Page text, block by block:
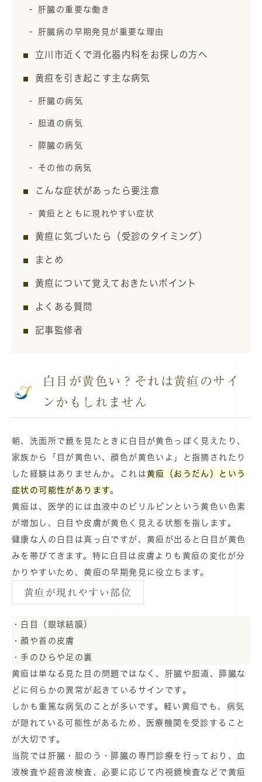
肝臓の重要な働き
肝臓病の早期発見が重要な理由
立川市近くで消化器内科をお探しの方へ
黄疸を引き起こす主な病気
肝臓の病気
胆道の病気
膵臓の病気
その他の病気
こんな症状があったら要注意
黄疸とともに現れやすい症状
黄疸に気づいたら（受診のタイミング）
まとめ
黄疸について覚えておきたいポイント
よくある質問
記事監修者
白目が黄色い？それは黄疸のサイ
ンかもしれません
朝、洗面所で鏡を見たときに白目が黄色っぽく見えたり、
家族から「目が黄色い、顔色が黄色いよ」と指摘されたり
した経験はありませんか。これは黄疸（おうだん）という
症状の可能性があります。
黄疸は、医学的には血液中のビリルビンという黄色い色素
が増加し、白目や皮膚が黄色く見える状態を指します。
健康な人の白目は真っ白ですが、黄疸が出ると白目が黄色
みを帯びてきます。特に白目は皮膚よりも黄疸の変化が分
かりやすいため、黄疸の早期発見に役立ちます。
黄疸が現れやすい部位
・白目（眼球結膜）
・顔や首の皮膚
・手のひらや足の裏
黄疸は単なる見た目の問題ではなく、肝臓や胆道、膵臓な
どに何らかの異常が起きているサインです。
しかも重篤な病気のことが多いです。軽い黄疸でも、病気
が隠れている可能性があるため、医療機関を受診すること
が大切です。
当院では肝臓・胆のう・膵臓の専門診療を行っており、血
液検査や超音波検査、必要に応じて内視鏡検査などで黄疸